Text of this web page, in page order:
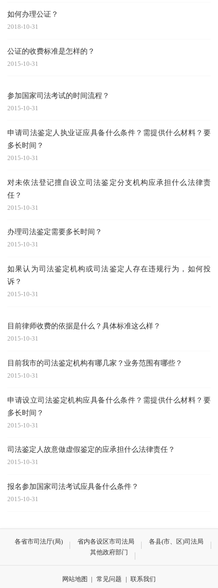
如何办理公证？
2018-10-31
公证的收费标准是怎样的？
2015-10-31
参加国家司法考试的时间流程？
2015-10-31
申请司法鉴定人执业证应具备什么条件？需提供什么材料？要
多长时间？
2015-10-31
对未依法登记擅自设立司法鉴定分支机构应承担什么法律责
任？
2015-10-31
办理司法鉴定需要多长时间？
2015-10-31
如果认为司法鉴定机构或司法鉴定人存在违规行为，如何投
诉？
2015-10-31
目前律师收费的依据是什么？具体标准这么样？
2015-10-31
目前我市的司法鉴定机构有哪几家？业务范围有哪些？
2015-10-31
申请设立司法鉴定机构应具备什么条件？需提供什么材料？要
多长时间？
2015-10-31
司法鉴定人故意做虚假鉴定的应承担什么法律责任？
2015-10-31
报名参加国家司法考试应具备什么条件？
2015-10-31
各省市司法厅(局) 省内各设区市司法局
各县(市、区)司法局
其他政府部门
网站地图 | 常见问题 | 联系我们